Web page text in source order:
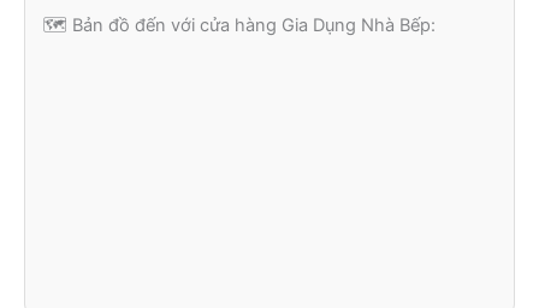
🗺️ Bản đồ đến với cửa hàng Gia Dụng Nhà Bếp: